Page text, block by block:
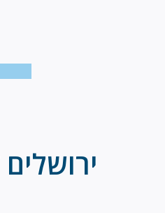
עמוד 1
ירושלים